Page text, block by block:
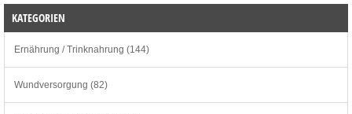
KATEGORIEN
Ernährung / Trinknahrung (144)
Wundversorgung (82)